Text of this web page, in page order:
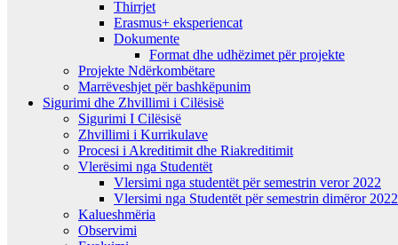
Thirrjet
Erasmus+ eksperiencat
Dokumente
Format dhe udhëzimet për projekte
Projekte Ndërkombëtare
Marrëveshjet për bashkëpunim
Sigurimi dhe Zhvillimi i Cilësisë
Sigurimi I Cilësisë
Zhvillimi i Kurrikulave
Procesi i Akreditimit dhe Riakreditimit
Vlerësimi nga Studentët
Vlersimi nga studentët për semestrin veror 2022
Vlersimi nga Studentët për semestrin dimëror
Kalueshmëria
Observimi